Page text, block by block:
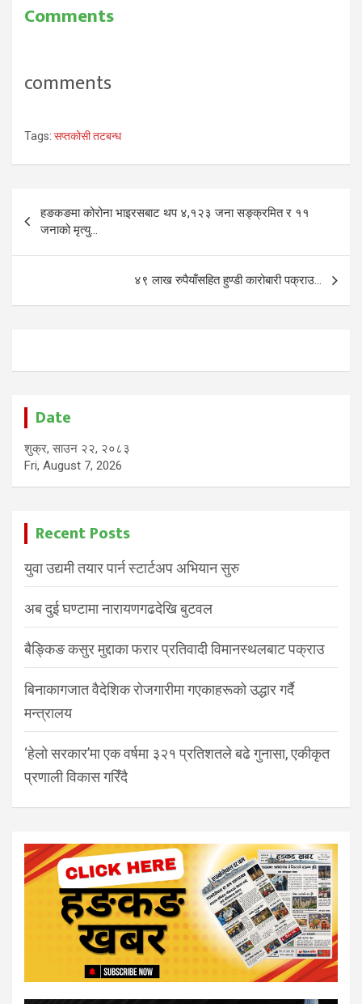
Comments
comments
Tags: सप्तकोसी तटबन्ध
Post
navigation
हङकङमा कोरोना भाइरसबाट थप ४,१२३ जना सङ्क्रमित र ११
जनाको मृत्यु…
४९ लाख रुपैयाँसहित हुण्डी कारोबारी पक्राउ…
Date
शुक्र, साउन २२, २०८३
Fri, August 7, 2026
Recent Posts
युवा उद्यमी तयार पार्न स्टार्टअप अभियान सुरु
अब दुई घण्टामा नारायणगढदेखि बुटवल
बैङ्किङ कसुर मुद्दाका फरार प्रतिवादी विमानस्थलबाट पक्राउ
बिनाकागजात वैदेशिक रोजगारीमा गएकाहरूको उद्धार गर्दै
मन्त्रालय
‘हेलो सरकार’मा एक वर्षमा ३२१ प्रतिशतले बढे गुनासा, एकीकृत
प्रणाली विकास गरिँदै